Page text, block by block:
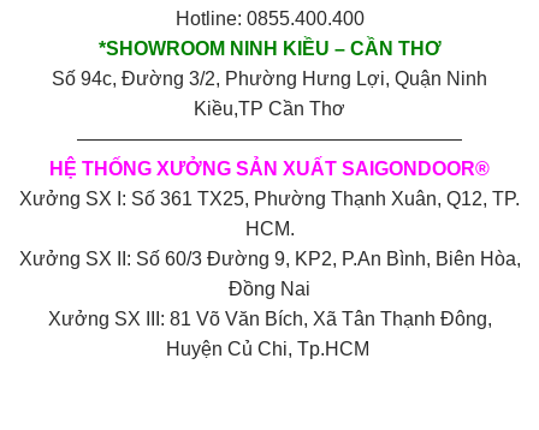
Hotline: 0855.400.400
*SHOWROOM NINH KIỀU – CẦN THƠ
Số 94c, Đường 3/2, Phường Hưng Lợi, Quận Ninh
Kiều,TP Cần Thơ
————————————————————
HỆ THỐNG XƯỞNG SẢN XUẤT SAIGONDOOR®
Xưởng SX I: Số 361 TX25, Phường Thạnh Xuân, Q12, TP.
HCM.
Xưởng SX II: Số 60/3 Đường 9, KP2, P.An Bình, Biên Hòa,
Đồng Nai
Xưởng SX III: 81 Võ Văn Bích, Xã Tân Thạnh Đông,
Huyện Củ Chi, Tp.HCM